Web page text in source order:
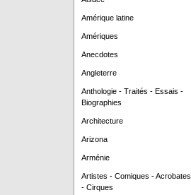
Amérique latine
Amériques
Anecdotes
Angleterre
Anthologie - Traités - Essais -
Biographies
Architecture
Arizona
Arménie
Artistes - Comiques - Acrobates
- Cirques